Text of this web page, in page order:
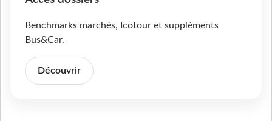
Benchmarks marchés, Icotour et suppléments
Bus&Car.
Découvrir